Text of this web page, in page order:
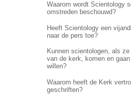
Waarom wordt Scientology
omstreden beschouwd?
Heeft Scientology een
naar de pers toe?
Kunnen scientologen, als
van de kerk, komen en
willen?
Waarom heeft de Kerk
geschriften?